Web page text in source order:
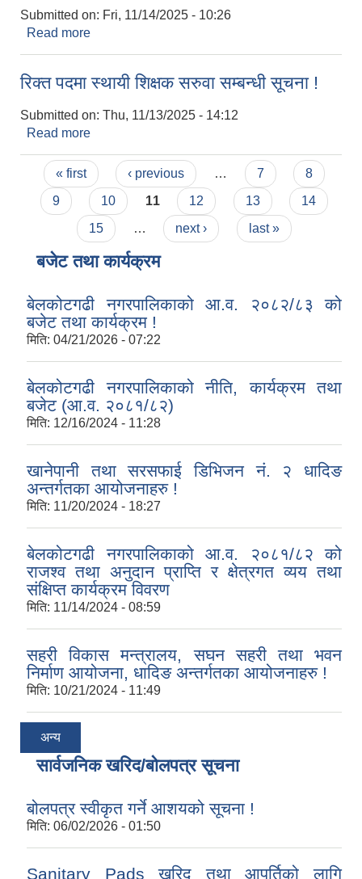
Submitted on: Fri, 11/14/2025 - 10:26
Read more
रिक्त पदमा स्थायी शिक्षक सरुवा सम्बन्धी सूचना !
Submitted on: Thu, 11/13/2025 - 14:12
Read more
Pages
« first ‹ previous … 7
8
9
10 11 12 13
14
15
… next › last »
बजेट तथा कार्यक्रम
बेलकोटगढी नगरपालिकाको आ.व. २०८२/८३ को
बजेट तथा कार्यक्रम !
मिति: 04/21/2026 - 07:22
बेलकोटगढी नगरपालिकाको नीति, कार्यक्रम तथा
बजेट (आ.व. २०८१/८२)
मिति: 12/16/2024 - 11:28
खानेपानी तथा सरसफाई डिभिजन नं. २ धादिङ
अन्तर्गतका आयोजनाहरु !
मिति: 11/20/2024 - 18:27
बेलकोटगढी नगरपालिकाको आ.व. २०८१/८२ को
राजश्व तथा अनुदान प्राप्ति र क्षेत्रगत व्यय तथा
संक्षिप्त कार्यक्रम विवरण
मिति: 11/14/2024 - 08:59
सहरी विकास मन्त्रालय, सघन सहरी तथा भवन
निर्माण आयोजना, धादिङ अन्तर्गतका आयोजनाहरु !
मिति: 10/21/2024 - 11:49
अन्य
सार्वजनिक खरिद/बोलपत्र सूचना
बोलपत्र स्वीकृत गर्ने आशयको सूचना !
मिति: 06/02/2026 - 01:50
Sanitary Pads खरिद तथा आपूर्तिको लागि